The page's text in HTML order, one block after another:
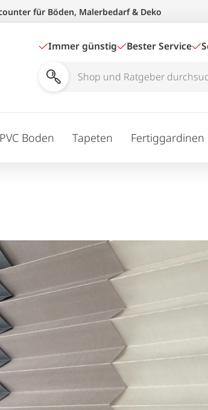
für Böden, Malerbedarf & Deko
Immer günstig Bester Service
Shop
durchsuchen
PVC Boden Tapeten Fertiggardinen